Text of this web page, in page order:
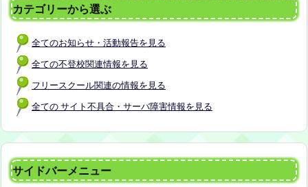
カテゴリーから選ぶ
全てのお知らせ・活動報告を見る
全ての不登校関連情報を見る
フリースクール関連の情報を見る
全ての サイト不具合・サーバ障害情報を見る
サイドバーメニュー